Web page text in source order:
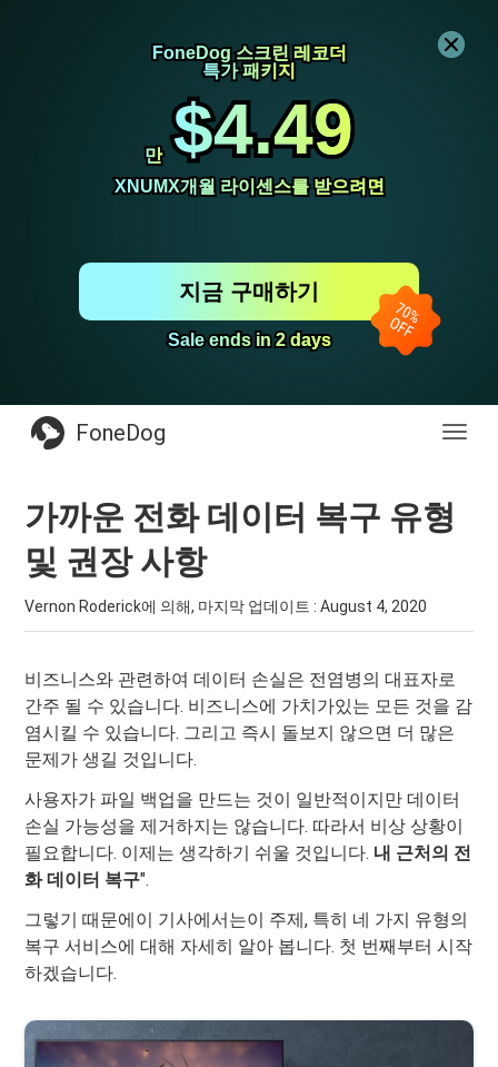
FoneDog 스크린 레코더
FoneDog 스크린 레코더
특가 패키지
특가 패키지
만
만 $4.49
$4.49
XNUMX개월 라이센스를 받으려면
XNUMX개월 라이센스를 받으려면
Sale ends in 2 days
Sale ends in 2 days
지금 구매하기
전
FoneDog
가까운 전화 데이터 복구 유형
및 권장 사항
Vernon Roderick에 의해, 마지막 업데이트 :August 4, 2020
비즈니스와 관련하여 데이터 손실은 전염병의 대표자로
간주 될 수 있습니다. 비즈니스에 가치가있는 모든 것을 감
염시킬 수 있습니다. 그리고 즉시 돌보지 않으면 더 많은
문제가 생길 것입니다.
사용자가 파일 백업을 만드는 것이 일반적이지만 데이터
손실 가능성을 제거하지는 않습니다. 따라서 비상 상황이
필요합니다. 이제는 생각하기 쉬울 것입니다. 내 근처의 전
화 데이터 복구".
그렇기 때문에이 기사에서는이 주제, 특히 네 가지 유형의
복구 서비스에 대해 자세히 알아 봅니다. 첫 번째부터 시작
하겠습니다.